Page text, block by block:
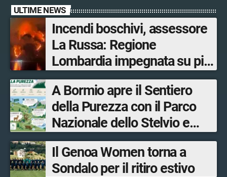
ULTIME NEWS
Incendi boschivi, assessore
La Russa: Regione
Lombardia impegnata su più
fronti, 48 volontari coinvolti
tra le province di Lecco,
Sondrio, Milano e Como
A Bormio apre il Sentiero
della Purezza con il Parco
Nazionale dello Stelvio e
Bormio Tourism
Il Genoa Women torna a
Sondalo per il ritiro estivo